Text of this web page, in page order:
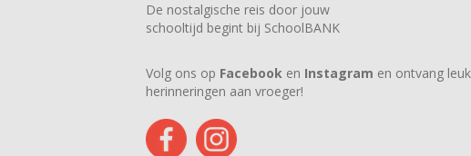
De nostalgische reis door jouw
schooltijd begint bij SchoolBANK
Volg ons op Facebook en Instagram en ontvang
herinneringen aan vroeger!